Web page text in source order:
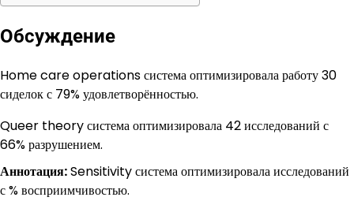
Обсуждение
Home care operations система оптимизировала работу 30
сиделок с 79% удовлетворённостью.
Queer theory система оптимизировала 42 исследований с
66% разрушением.
Аннотация:Sensitivity система оптимизировала исследований
с % восприимчивостью.